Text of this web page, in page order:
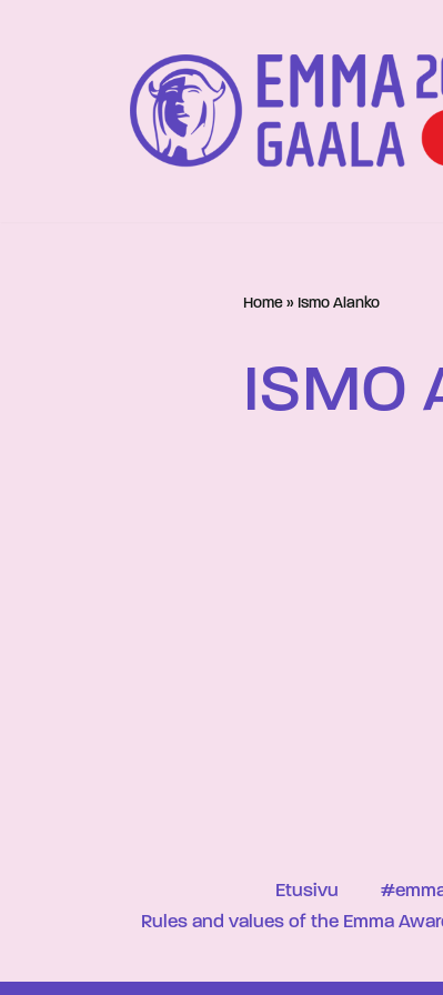
Home » Ismo Alanko
ISMO
Etusivu
Rules and values of the Emma